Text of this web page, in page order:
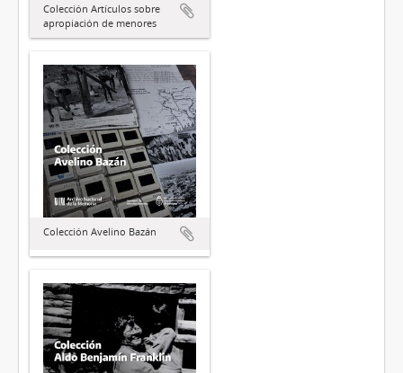
Colección Artículos sobre
apropiación de menores
Colección Avelino Bazán